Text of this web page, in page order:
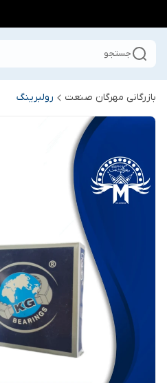
جستجو
بازرگانی مهرگان صنعت رولبرینگ